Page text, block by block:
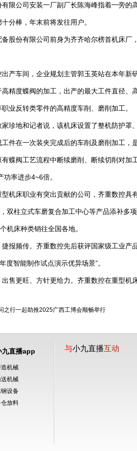
限公司安装一厂副厂长陈海峰指着一旁的
分棒，年末前将发往用户。
份有限公司前身为齐齐哈尔榜首机床厂
车间，企业规划主管郭玉英站在本年新
精度蝶阀的加工，出产的最大工件直径
业反转类零件的高精度车削、磨削加工。
地和记者说，该机床设置了整机防护罩
件在一次装夹完成后的车削及磨削加工
蝶阀工艺流程中断续磨削、断续切削对
率进步4~6倍。
床职业有突出贡献的公司，齐重数控具
，双柱立式车磨复合加工中心等产品添补
机床种类销往全国各地。
频传。齐重数控先后获评国家级工业产
度智能制作试点演示优异场景”。
更旺、方针更给力。齐重数控在重型机
之行一起助推2025广西工博会顺畅举行
九直播app
机械
机械
设备
放料
与小九直播互动